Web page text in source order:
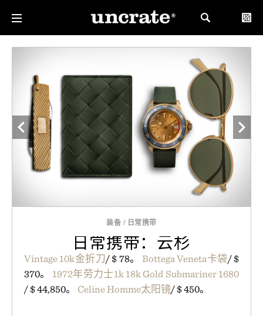
装备 / 日常携带
日常携带：云杉
Vintage 10k金折刀/ $ 78。 Bottega Veneta卡袋/ $
370。 1972年劳力士1k 18k Gold Submariner 1680
/ $ 44,850。 Celine Homme太阳镜/ $ 450。